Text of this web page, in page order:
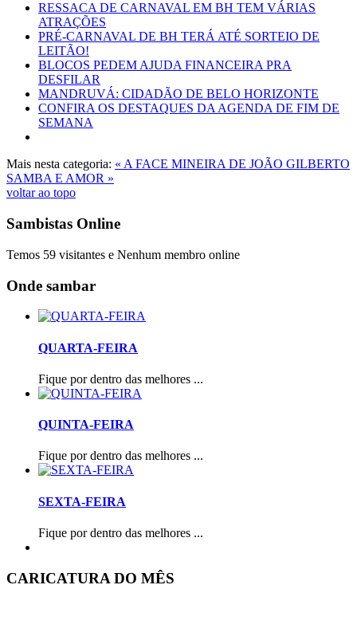
RESSACA DE CARNAVAL EM BH TEM VÁRIAS
ATRAÇÕES
PRÉ-CARNAVAL DE BH TERÁ ATÉ SORTEIO DE
LEITÃO!
BLOCOS PEDEM AJUDA FINANCEIRA PRA
DESFILAR
MANDRUVÁ: CIDADÃO DE BELO HORIZONTE
CONFIRA OS DESTAQUES DA AGENDA DE FIM DE
SEMANA
Mais nesta categoria: « A FACE MINEIRA DE JOÃO GILBERTO
SAMBA E AMOR »
voltar ao topo
Sambistas Online
Temos 59 visitantes e Nenhum membro online
Onde sambar
QUARTA-FEIRA
Fique por dentro das melhores ...
QUINTA-FEIRA
Fique por dentro das melhores ...
SEXTA-FEIRA
Fique por dentro das melhores ...
CARICATURA DO MÊS